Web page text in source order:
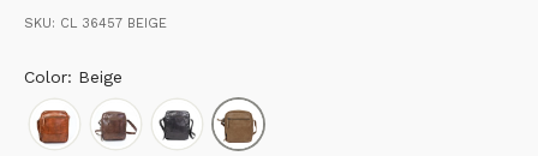
SKU: CL 36457 BEIGE
Color: Beige